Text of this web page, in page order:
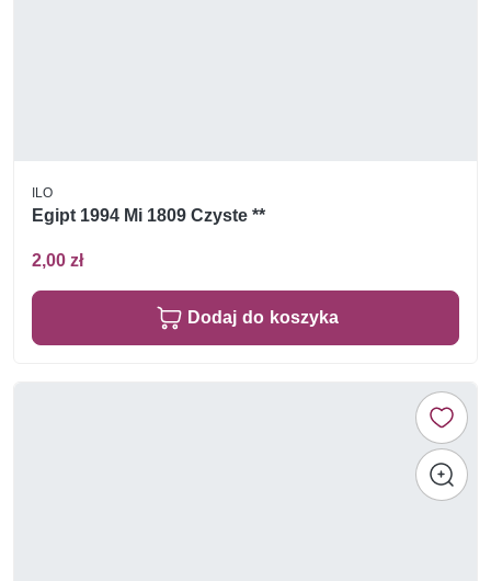
ILO
Egipt 1994 Mi 1809 Czyste **
2,00 zł
Dodaj do koszyka